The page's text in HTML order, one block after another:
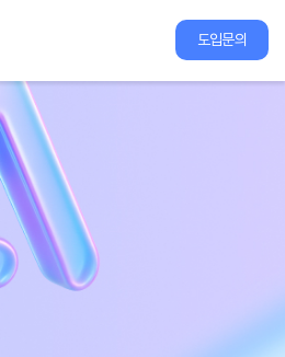
도입문의